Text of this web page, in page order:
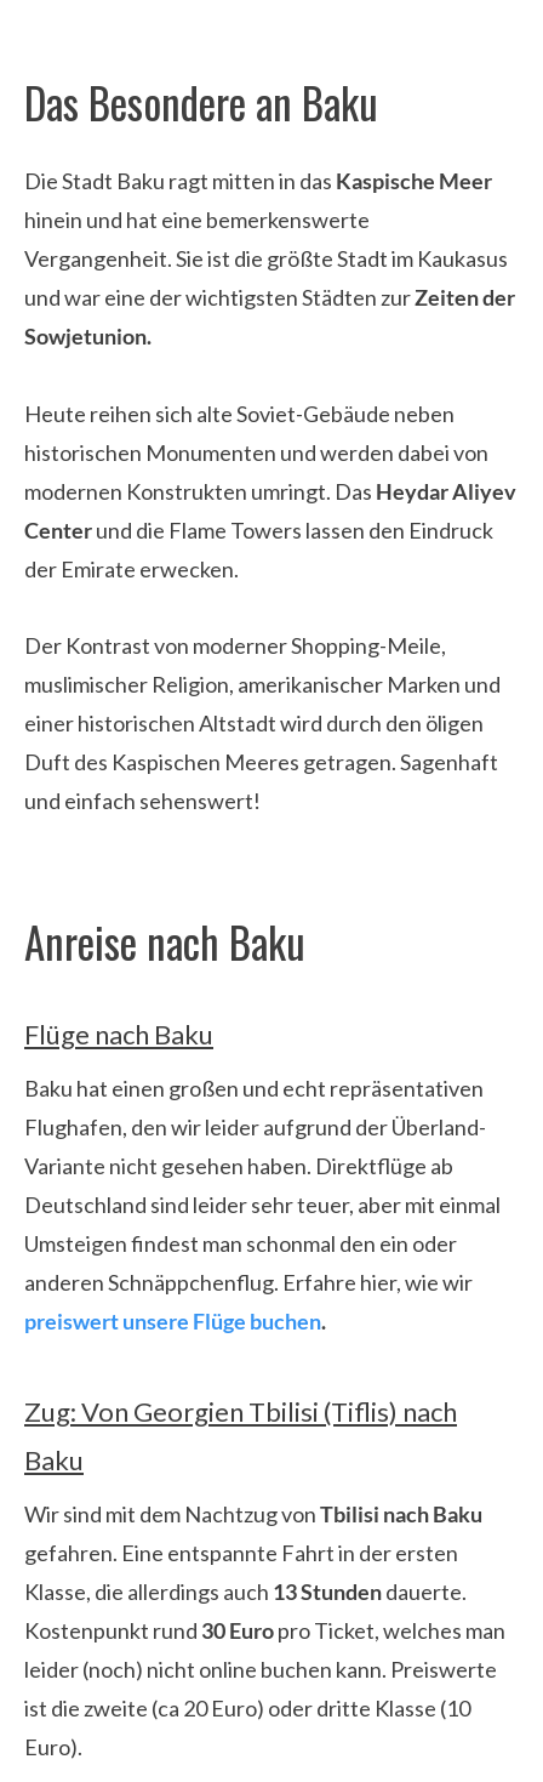
Das Besondere an Baku
Die Stadt Baku ragt mitten in das Kaspische Meer
hinein und hat eine bemerkenswerte
Vergangenheit. Sie ist die größte Stadt im Kaukasus
und war eine der wichtigsten Städten zurZeiten der
Sowjetunion.
Heute reihen sich alte Soviet-Gebäude neben
historischen Monumenten und werden dabei von
modernen Konstrukten umringt. Das Heydar Aliyev
Centerund die Flame Towers lassen den Eindruck
der Emirate erwecken.
Der Kontrast von moderner Shopping-Meile,
muslimischer Religion, amerikanischer Marken und
einer historischen Altstadt wird durch den öligen
Duft des Kaspischen Meeres getragen. Sagenhaft
und einfach sehenswert!
Anreise nach Baku
Flüge nach Baku
Baku hat einen großen und echt repräsentativen
Flughafen, den wir leider aufgrund der Überland-
Variante nicht gesehen haben. Direktflüge ab
Deutschland sind leider sehr teuer, aber mit einmal
Umsteigen findest man schonmal den ein oder
anderen Schnäppchenflug. Erfahre hier, wie wir
preiswert unsere Flüge buchen.
Zug: Von Georgien Tbilisi (Tiflis) nach
Baku
Wir sind mit dem Nachtzug vonTbilisi nach Baku
gefahren. Eine entspannte Fahrt in der ersten
Klasse, die allerdings auch 13 Stundendauerte.
Kostenpunkt rund 30 Europro Ticket, welches man
leider (noch) nicht online buchen kann. Preiswerte
ist die zweite (ca 20 Euro) oder dritte Klasse (10
Euro).